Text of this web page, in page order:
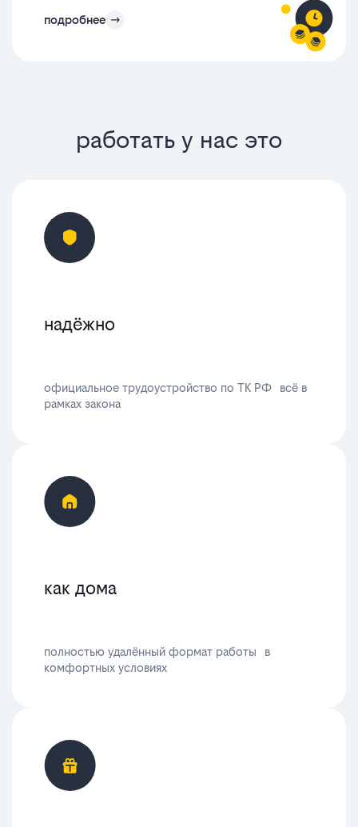
подробнее
работать у нас это
надёжно
официальное трудоустройство по ТК РФ всё в
рамках закона
как дома
полностью удалённый формат работы в
комфортных условиях